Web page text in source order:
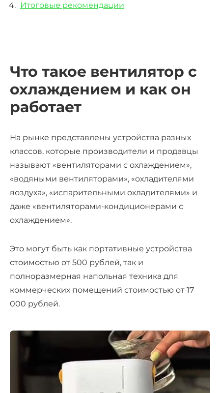
Итоговые рекомендации
Что такое вентилятор с
охлаждением и как он
работает
На рынке представлены устройства разных
классов, которые производители и продавцы
называют «вентиляторами с охлаждением»,
«водяными вентиляторами», «охладителями
воздуха», «испарительными охладителями» и
даже «вентиляторами-кондиционерами с
охлаждением».
Это могут быть как портативные устройства
стоимостью от 500 рублей, так и
полноразмерная напольная техника для
коммерческих помещений стоимостью от 17
000 рублей.